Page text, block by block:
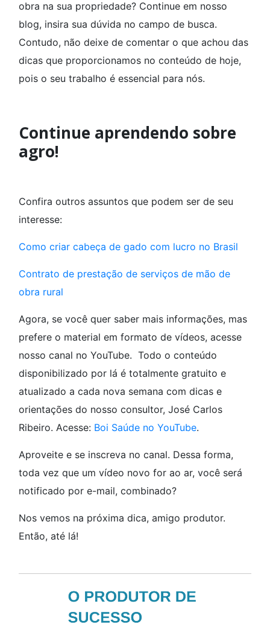
obra na sua propriedade? Continue em nosso
blog, insira sua dúvida no campo de busca.
Contudo, não deixe de comentar o que achou das
dicas que proporcionamos no conteúdo de hoje,
pois o seu trabalho é essencial para nós.
Continue aprendendo sobre
agro!
Confira outros assuntos que podem ser de seu
interesse:
Como criar cabeça de gado com lucro no Brasil
Contrato de prestação de serviços de mão de
obra rural
Agora, se você quer saber mais informações, mas
prefere o material em formato de vídeos, acesse
nosso canal no YouTube. Todo o conteúdo
disponibilizado por lá é totalmente gratuito e
atualizado a cada nova semana com dicas e
orientações do nosso consultor, José Carlos
Ribeiro. Acesse: Boi Saúde no YouTube.
Aproveite e se inscreva no canal. Dessa forma,
toda vez que um vídeo novo for ao ar, você será
notificado por e-mail, combinado?
Nos vemos na próxima dica, amigo produtor.
Então, até lá!